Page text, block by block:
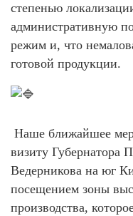
степенью
административную
режим и, что
готовой продукции.
Наше ближайшее
визиту Губернатора
Ведерникова на юг
посещением зоны
производства,